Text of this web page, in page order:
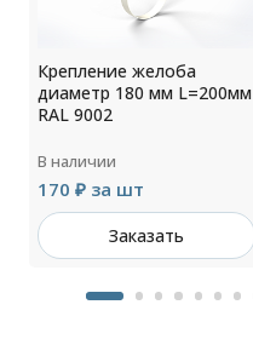
Крепление желоба
диаметр 180 мм L=200мм
RAL 9002
В наличии
170 ₽ за шт
Заказать